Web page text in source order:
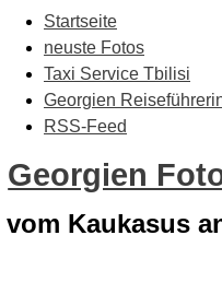
Startseite
neuste Fotos
Taxi Service Tbilisi
Georgien
RSS-Feed
Georgien
vom Kaukasus